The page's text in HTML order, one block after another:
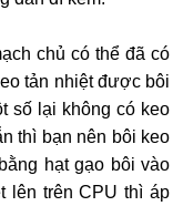
chủ có thể đã có
tản nhiệt được bôi
số lại không có keo
thì bạn nên bôi keo
hạt gạo bôi vào
lên trên CPU thì áp